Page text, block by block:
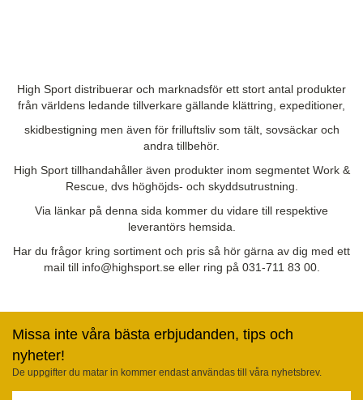
High Sport distribuerar och marknadsför ett stort antal produkter
från världens ledande tillverkare gällande klättring, expeditioner,
skidbestigning men även för frilluftsliv som tält, sovsäckar och
andra tillbehör.
High Sport tillhandahåller även produkter inom segmentet Work &
Rescue, dvs höghöjds- och skyddsutrustning.
Via länkar på denna sida kommer du vidare till respektive
leverantörs hemsida.
Har du frågor kring sortiment och pris så hör gärna av dig med ett
mail till info@highsport.se eller ring på 031-711 83 00.
Missa inte våra bästa erbjudanden, tips och
nyheter!
De uppgifter du matar in kommer endast användas till våra nyhetsbrev.